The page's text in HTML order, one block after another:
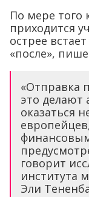
По мере того
приходится
острее
«после»,
«Отправка
это
оказаться
говорит
института
Эли